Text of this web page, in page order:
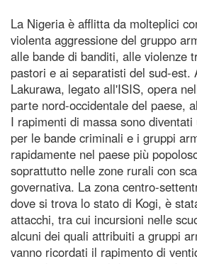
La Nigeria è afflitta da molteplici
violenta aggressione del gruppo
alle bande di banditi, alle violenze
pastori e ai separatisti del sud-est.
Lakurawa, legato all'ISIS, opera
parte nord-occidentale del paese,
I rapimenti di massa sono
per le bande criminali e i gruppi
rapidamente nel paese più
soprattutto nelle zone rurali con
governativa. La zona centro-
dove si trova lo stato di Kogi, è
attacchi, tra cui incursioni nelle
alcuni dei quali attribuiti a gruppi
vanno ricordati il rapimento di